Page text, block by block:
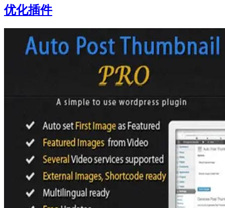
优化插件